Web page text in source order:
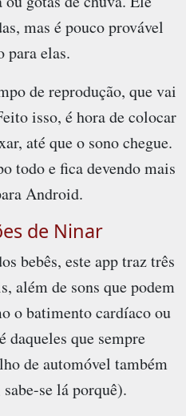
mas é pouco provável
para elas.
de reprodução, que vai
isso, é hora de colocar
até que o sono chegue.
todo e fica devendo mais
Android.
de Ninar
bebês, este app traz três
além de sons que podem
o batimento cardíaco ou
daqueles que sempre
de automóvel também
se lá porquê).